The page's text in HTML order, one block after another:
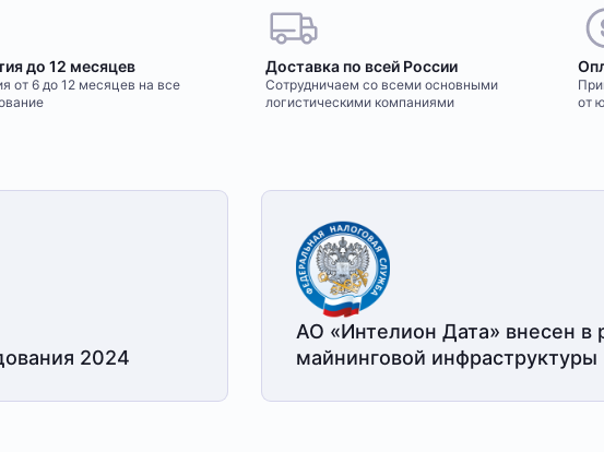
Желаете
Нам важно знать
интернет-⁠
Оплата производится только в рублях.
деталей доставки или размещения
компанией, условия обговариваются
Заполните
до 12 месяцев
от 6 до 12 месяцев на все
Доставка по всей России
Сотрудничаем со всеми основными
логистическими компаниями
от
2024
АО «Интелион Дата» внесен в
майнинговой инфраструктуры